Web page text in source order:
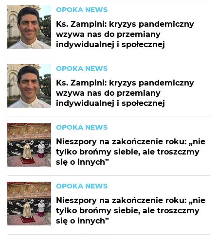
OPOKA NEWS
Ks. Zampini: kryzys pandemiczny
wzywa nas do przemiany
indywidualnej i społecznej
OPOKA NEWS
Ks. Zampini: kryzys pandemiczny
wzywa nas do przemiany
indywidualnej i społecznej
OPOKA NEWS
Nieszpory na zakończenie roku: „nie
tylko brońmy siebie, ale troszczmy
się o innych”
OPOKA NEWS
Nieszpory na zakończenie roku: „nie
tylko brońmy siebie, ale troszczmy
się o innych”